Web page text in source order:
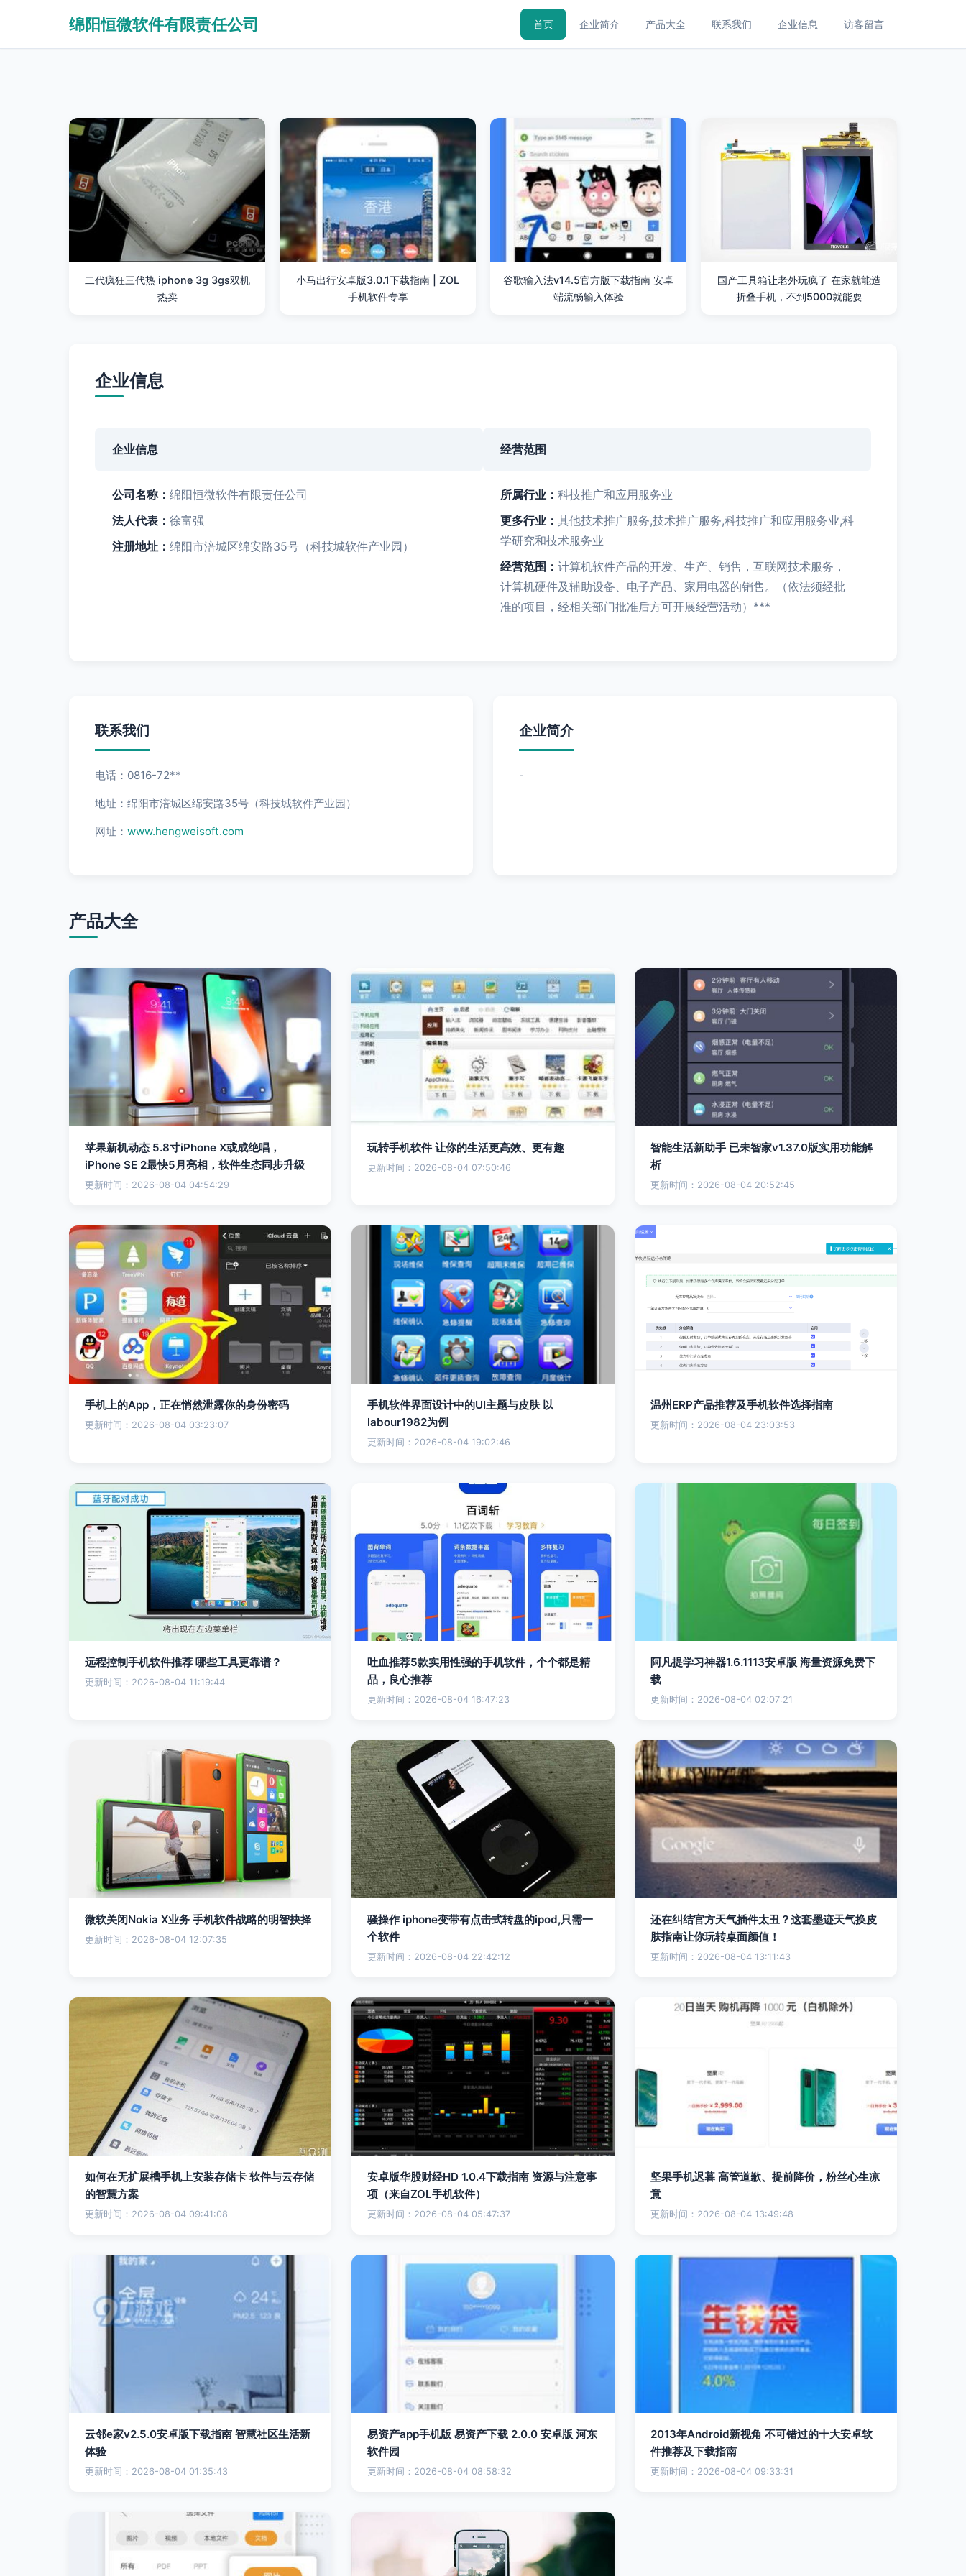
绵阳恒微软件有限责任公司 首页 企业简介 产品大全 联系我们 企业信息 访客留言
二代疯狂三代热 iphone 3g 3gs双机
热卖
小马出行安卓版3.0.1下载指南 | ZOL
手机软件专享
谷歌输入法v14.5官方版下载指南 安卓
端流畅输入体验
国产工具箱让老外玩疯了 在家就能造
折叠手机，不到5000就能耍
企业信息
企业信息 经营范围
公司名称： 绵阳恒微软件有限责任公司
法人代表： 徐富强
注册地址： 绵阳市涪城区绵安路35号（科技城软件产业园）
所属行业： 科技推广和应用服务业
更多行业： 其他技术推广服务,技术推广服务,科技推广和应用服务业,科
学研究和技术服务业
经营范围： 计算机软件产品的开发、生产、销售，互联网技术服务，
计算机硬件及辅助设备、电子产品、家用电器的销售。（依法须经批
准的项目，经相关部门批准后方可开展经营活动）***
联系我们
电话：0816-72**
地址：绵阳市涪城区绵安路35号（科技城软件产业园）
网址： www.hengweisoft.com
企业简介
-
产品大全
苹果新机动态 5.8寸iPhone X或成绝唱，
iPhone SE 2最快5月亮相，软件生态同步升级
更新时间：2026-08-04 04:54:29
玩转手机软件 让你的生活更高效、更有趣
更新时间：2026-08-04 07:50:46
智能生活新助手 已未智家v1.37.0版实用功能解
析
更新时间：2026-08-04 20:52:45
手机上的App，正在悄然泄露你的身份密码
更新时间：2026-08-04 03:23:07
手机软件界面设计中的UI主题与皮肤 以
labour1982为例
更新时间：2026-08-04 19:02:46
温州ERP产品推荐及手机软件选择指南
更新时间：2026-08-04 23:03:53
远程控制手机软件推荐 哪些工具更靠谱？
更新时间：2026-08-04 11:19:44
吐血推荐5款实用性强的手机软件，个个都是精
品，良心推荐
更新时间：2026-08-04 16:47:23
阿凡提学习神器1.6.1113安卓版 海量资源免费下
载
更新时间：2026-08-04 02:07:21
微软关闭Nokia X业务 手机软件战略的明智抉择
更新时间：2026-08-04 12:07:35
骚操作 iphone变带有点击式转盘的ipod,只需一
个软件
更新时间：2026-08-04 22:42:12
还在纠结官方天气插件太丑？这套墨迹天气换皮
肤指南让你玩转桌面颜值！
更新时间：2026-08-04 13:11:43
如何在无扩展槽手机上安装存储卡 软件与云存储
的智慧方案
更新时间：2026-08-04 09:41:08
安卓版华股财经HD 1.0.4下载指南 资源与注意事
项（来自ZOL手机软件）
更新时间：2026-08-04 05:47:37
坚果手机迟暮 高管道歉、提前降价，粉丝心生凉
意
更新时间：2026-08-04 13:49:48
云邻e家v2.5.0安卓版下载指南 智慧社区生活新
体验
更新时间：2026-08-04 01:35:43
易资产app手机版 易资产下载 2.0.0 安卓版 河东
软件园
更新时间：2026-08-04 08:58:32
2013年Android新视角 不可错过的十大安卓软
件推荐及下载指南
更新时间：2026-08-04 09:33:31